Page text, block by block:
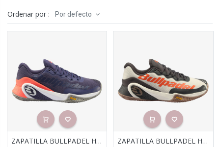
Ordenar por : Por defecto
ZAPATILLA BULLPADEL HACK VIBRAM 23V AZUL MARINO
ZAPATILLA BULLPADEL HACK VIBRAM 23V BLANCO